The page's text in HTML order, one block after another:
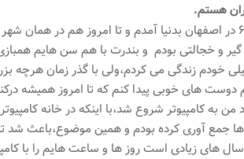
هستم.
من در دهم تیر ماه سال ۶۵ در اصفهان بدنیا آمدم و تا امروز هم در
و خجالتی بودم و بندرت با هم سن هایم
خودم زندگی می کردم،ولی با گذر زمان هرچه
های خوبی پیدا کنم که تا امروز همیشه
من به کامپیوتر شروع شد،با اینکه در خانه
ها جمع آوری کرده بودم و همین موضوع،باعث شد
های زیادی است روز ها و ساعت هایم را با